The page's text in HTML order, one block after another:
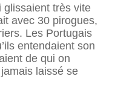
glissaient très vite
avec 30 pirogues,
Les Portugais
entendaient son
de qui on
laissé se